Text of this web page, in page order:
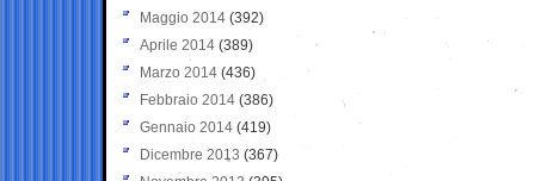
Maggio 2014 (392)
Aprile 2014 (389)
Marzo 2014 (436)
Febbraio 2014 (386)
Gennaio 2014 (419)
Dicembre 2013 (367)